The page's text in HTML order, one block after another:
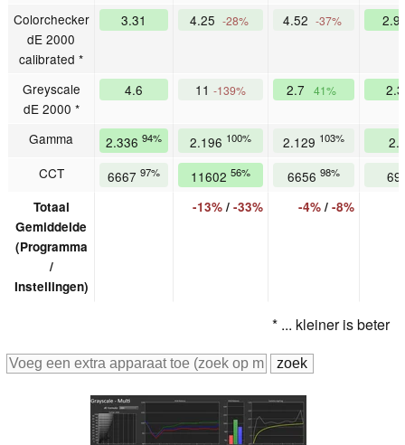
Colorchecker
dE 2000
calibrated *
3.31 4.25 -28% 4.52 -37%
Greyscale
dE 2000 *
4.6 11 -139% 2.7 41%
Gamma 2.336 94% 2.196 100% 2.129 103%
CCT
6667 97% 11602 56% 6656 98%
Totaal
Gemiddelde
(Programma
/
Instellingen)
-13%/ -33% -4%/ -8%
* ... kleiner is beter